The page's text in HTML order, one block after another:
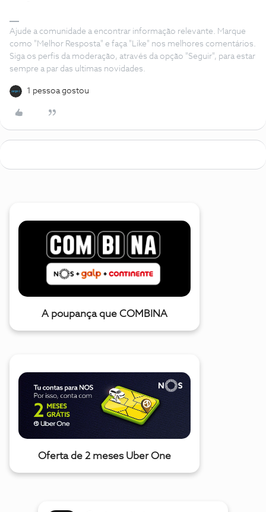
Ajude a comunidade a encontrar informação relevante. Marque
como "Melhor Resposta" e faça "Like" nos melhores comentários.
Siga os perfis da moderação, através da opção "Seguir", para estar
sempre a par das ultimas novidades.
1 pessoa gostou
A poupança que COMBINA
Oferta de 2 meses Uber One